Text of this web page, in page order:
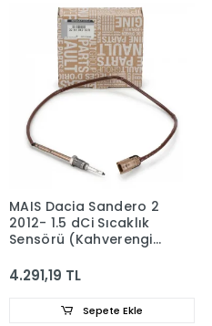
MAIS Dacia Sandero 2
2012- 1.5 dCi Sıcaklık
Sensörü (Kahverengi)
4.291,19 TL
Sepete Ekle